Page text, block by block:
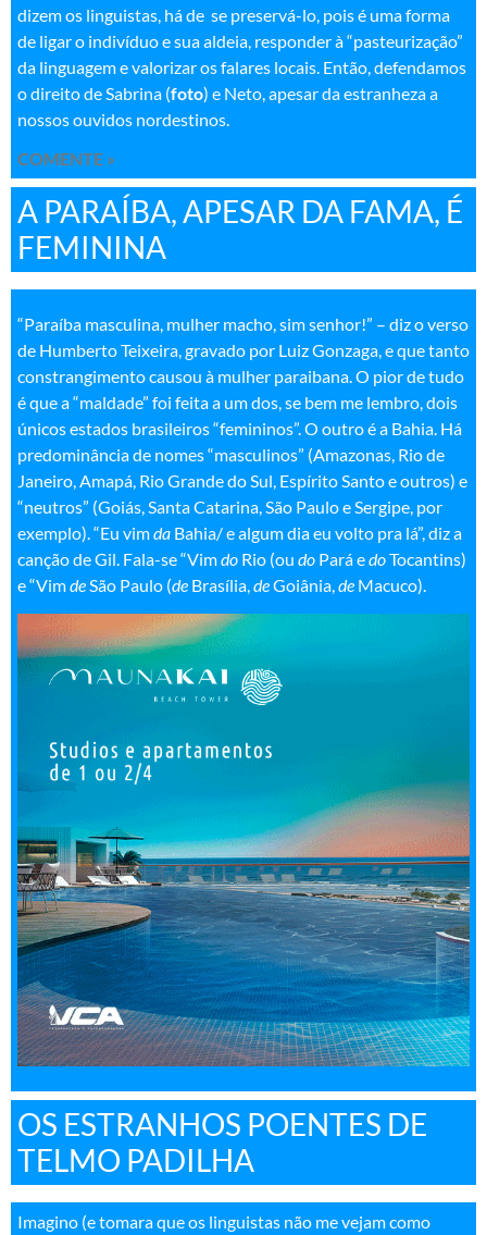
dizem os linguistas, há de se preservá-lo, pois é uma forma
de ligar o indivíduo e sua aldeia, responder à “pasteurização”
da linguagem e valorizar os falares locais. Então, defendamos
o direito de Sabrina (foto) e Neto, apesar da estranheza a
nossos ouvidos nordestinos
COMENTE »
A PARAÍBA, APESAR DA FAMA, É
FEMININA
“Paraíba masculina, mulher macho, sim senhor!” – diz o verso
de Humberto Teixeira, gravado por Luiz Gonzaga, e que tanto
constrangimento causou à mulher paraibana. O pior de tudo
é que a “maldade” foi feita a um dos, se bem me lembro, dois
únicos estados brasileiros “femininos”. O outro é a Bahia. Há
predominância de nomes “masculinos” (Amazonas, Rio de
Janeiro, Amapá, Rio Grande do Sul, Espírito Santo e outros) e
“neutros” (Goiás, Santa Catarina, São Paulo e Sergipe, por
exemplo). “Eu vimda Bahia/ e algum dia eu volto pra lá”, diz a
canção de Gil. Fala-se “Vimdo Rio (ou do Pará edoTocantins)
e “VimdeSão Paulo (de Brasília,deGoiânia,de Macuco).
OS ESTRANHOS POENTES DE
TELMO PADILHA
Imagino (e tomara que os linguistas não me vejam como